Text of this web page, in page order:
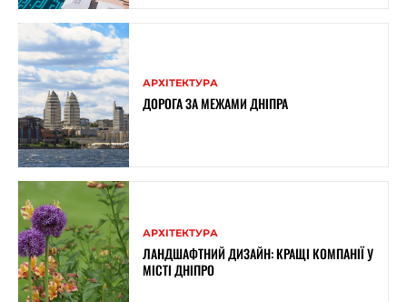
АРХІТЕКТУРА
ДОРОГА ЗА МЕЖАМИ ДНІПРА
АРХІТЕКТУРА
ЛАНДШАФТНИЙ ДИЗАЙН: КРАЩІ КОМПАНІЇ У
МІСТІ ДНІПРО